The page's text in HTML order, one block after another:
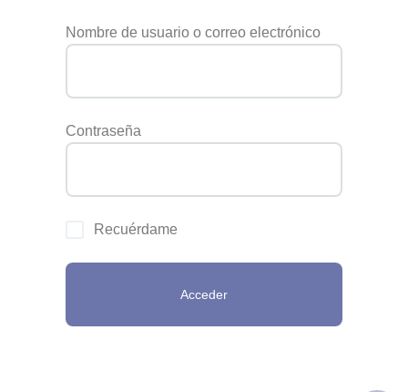
Nombre de usuario o correo electrónico
Contraseña
Recuérdame